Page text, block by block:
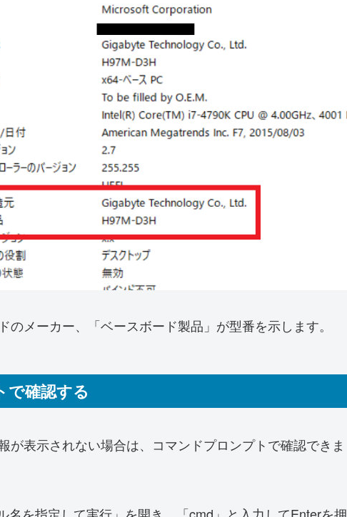
のメーカー、「ベースボード製品」が型番を示します。
確認する
が表示されない場合は、コマンドプロンプトで確認できま
名を指定して実行」を開き、「cmd」と入力してEnterを押